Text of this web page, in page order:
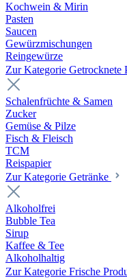
Kochwein & Mirin
Pasten
Saucen
Gewürzmischungen
Reingewürze
Zur Kategorie Getrocknete
Schalenfrüchte & Samen
Zucker
Gemüse & Pilze
Fisch & Fleisch
TCM
Reispapier
Zur Kategorie Getränke
Alkoholfrei
Bubble Tea
Sirup
Kaffee & Tee
Alkoholhaltig
Zur Kategorie Frische